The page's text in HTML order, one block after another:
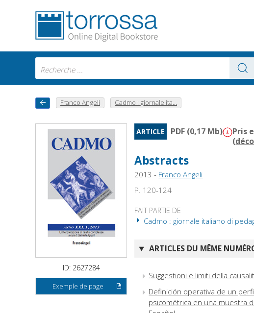
Franco Angeli Cadmo : giornale ita...
ID: 2627284
Exemple de page
ARTICLE PDF (0,17 Mb)
Pris
(
Abstracts
2013 - Franco Angeli
P. 120-124
FAIT PARTIE DE
Cadmo : giornale italiano di
ARTICLES DU MÊME
Suggestioni e limiti della
Definición operativa de un
psicométrica en una muestra